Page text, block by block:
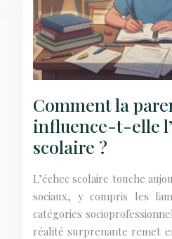
Comment la
influence-t-elle
scolaire ?
L’échec scolaire touche
sociaux, y compris les
catégories
réalité surprenante remet